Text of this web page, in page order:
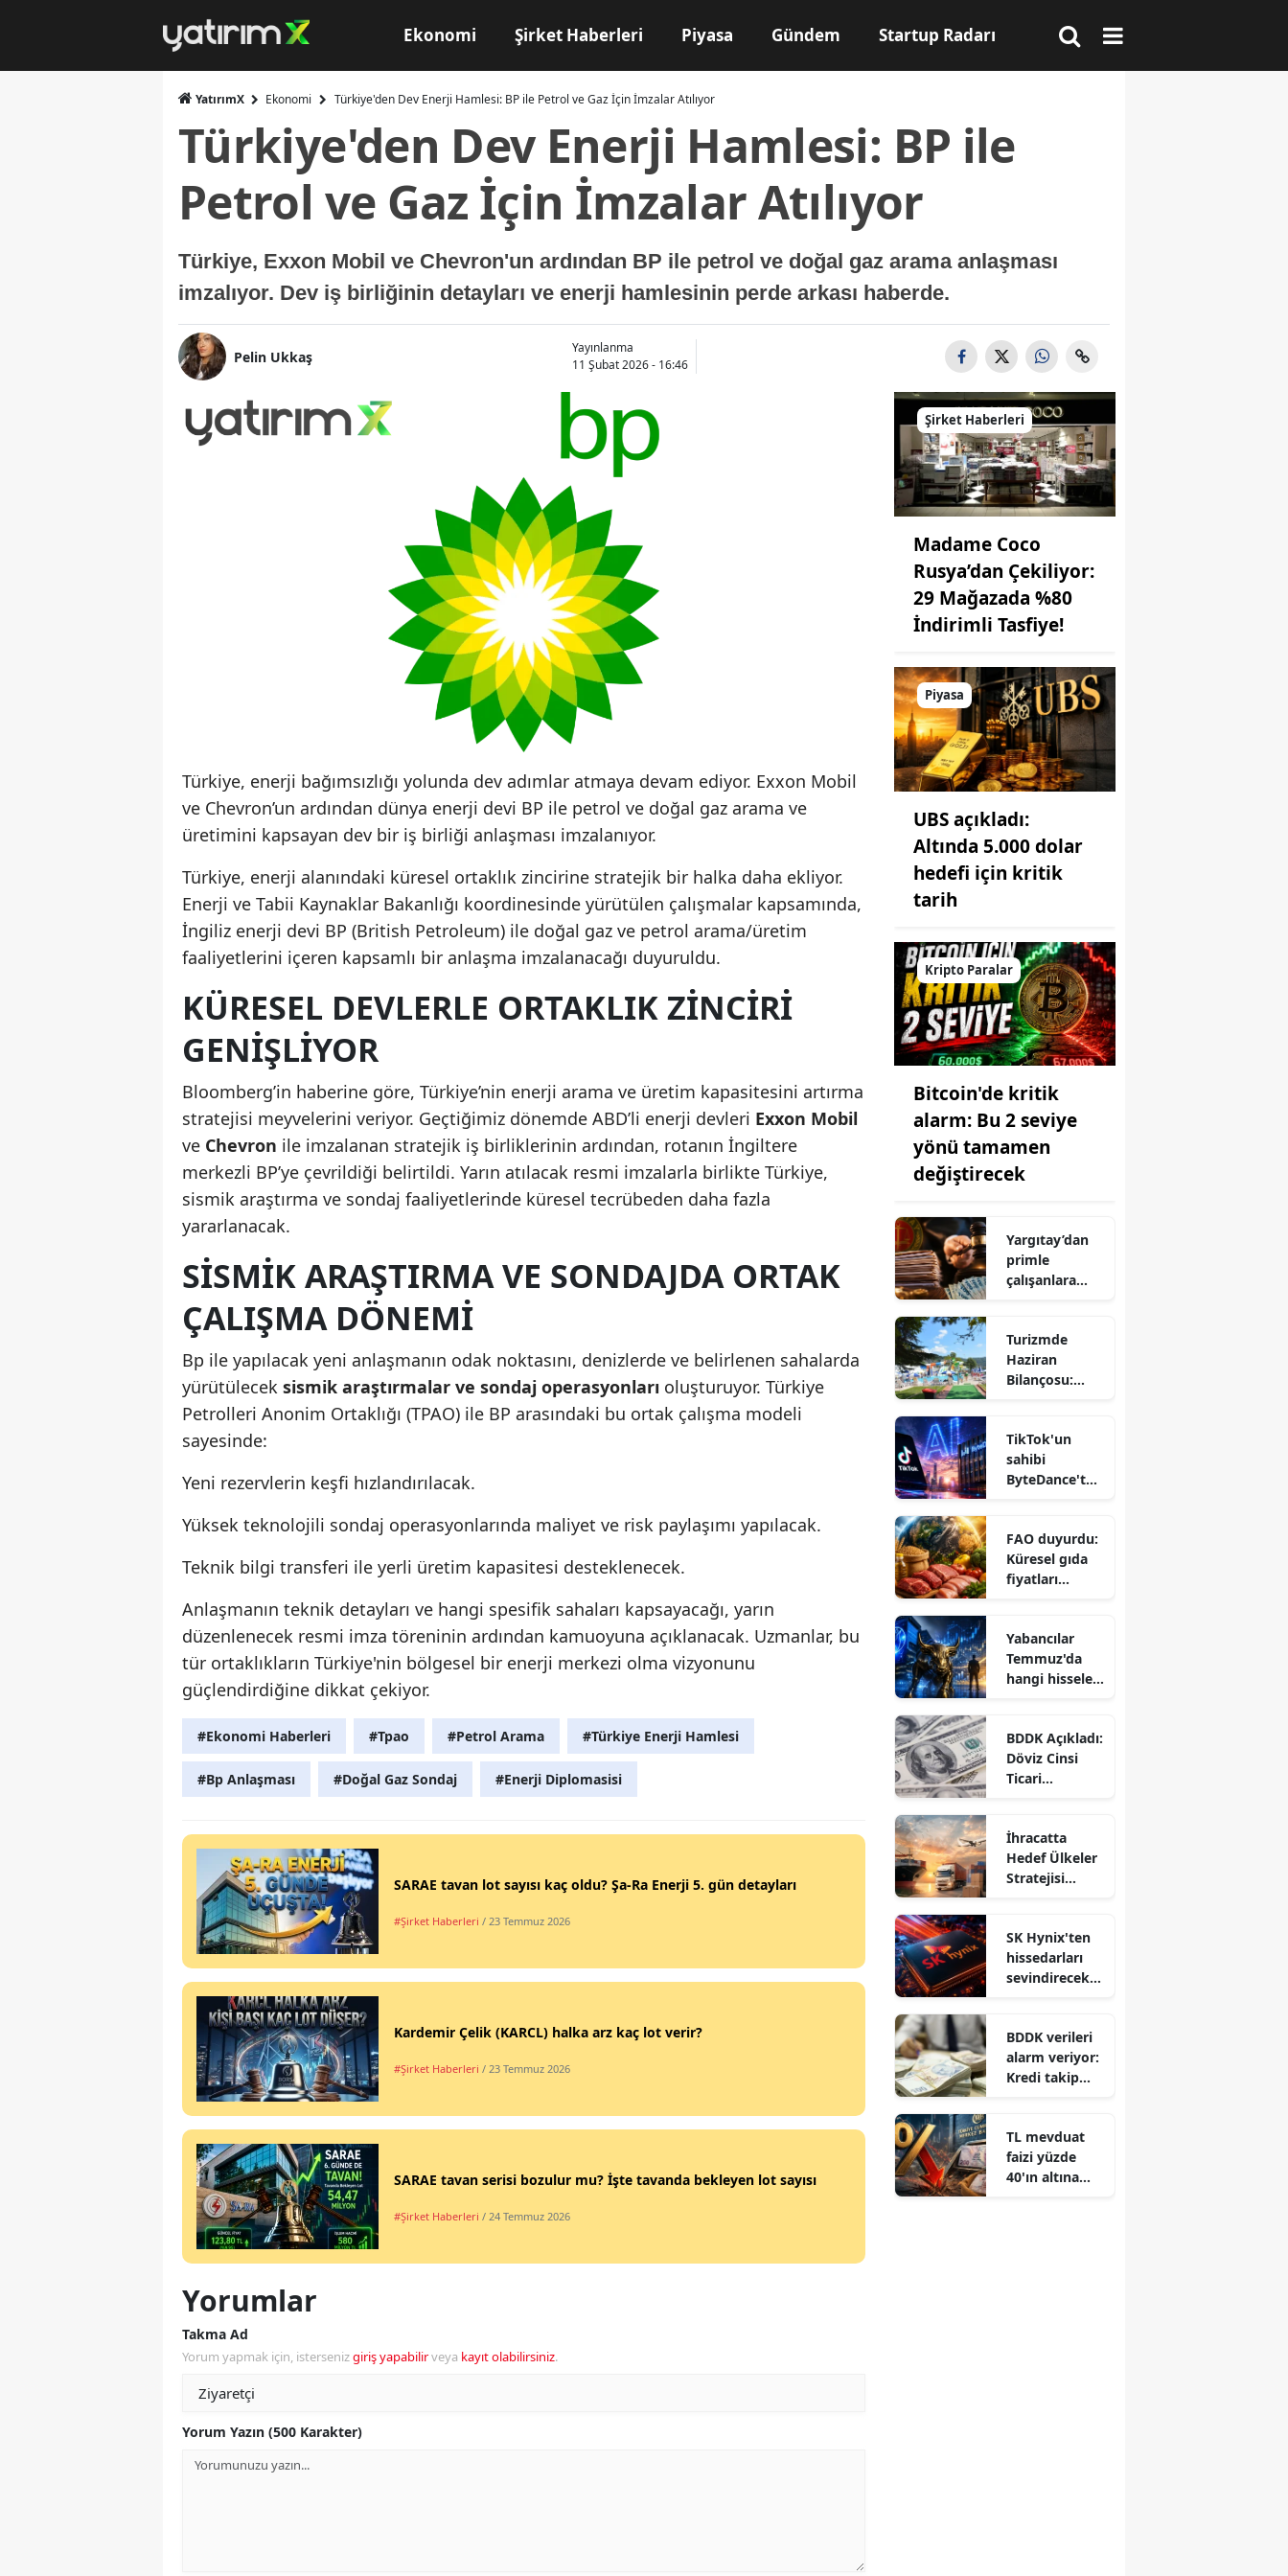
Ekonomi Şirket Haberleri Piyasa Gündem Startup Radarı
YatırımX Ekonomi Türkiye'den Dev Enerji Hamlesi: BP ile Petrol ve Gaz İçin İmzalar Atılıyor
Türkiye'den Dev Enerji Hamlesi: BP ile
Petrol ve Gaz İçin İmzalar Atılıyor
Türkiye, Exxon Mobil ve Chevron'un ardından BP ile petrol ve doğal gaz arama anlaşması
imzalıyor. Dev iş birliğinin detayları ve enerji hamlesinin perde arkası haberde.
Pelin Ukkaş
Yayınlanma
11 Şubat 2026 - 16:46
Türkiye, enerji bağımsızlığı yolunda dev adımlar atmaya devam ediyor. Exxon Mobil
ve Chevron’un ardından dünya enerji devi BP ile petrol ve doğal gaz arama ve
üretimini kapsayan dev bir iş birliği anlaşması imzalanıyor.
Türkiye, enerji alanındaki küresel ortaklık zincirine stratejik bir halka daha ekliyor.
Enerji ve Tabii Kaynaklar Bakanlığı koordinesinde yürütülen çalışmalar kapsamında,
İngiliz enerji devi BP (British Petroleum) ile doğal gaz ve petrol arama/üretim
faaliyetlerini içeren kapsamlı bir anlaşma imzalanacağı duyuruldu.
KÜRESEL DEVLERLE ORTAKLIK ZINCIRI
GENIŞLIYOR
Bloomberg’in haberine göre, Türkiye’nin enerji arama ve üretim kapasitesini artırma
stratejisi meyvelerini veriyor. Geçtiğimiz dönemde ABD’li enerji devleri Exxon Mobil
ve Chevron ile imzalanan stratejik iş birliklerinin ardından, rotanın İngiltere
merkezli BP’ye çevrildiği belirtildi. Yarın atılacak resmi imzalarla birlikte Türkiye,
sismik araştırma ve sondaj faaliyetlerinde küresel tecrübeden daha fazla
yararlanacak.
SISMIK ARAŞTIRMA VE SONDAJDA ORTAK
ÇALIŞMA DÖNEMI
Bp ile yapılacak yeni anlaşmanın odak noktasını, denizlerde ve belirlenen sahalarda
yürütülecek sismik araştırmalar ve sondaj operasyonları oluşturuyor. Türkiye
Petrolleri Anonim Ortaklığı (TPAO) ile BP arasındaki bu ortak çalışma modeli
sayesinde:
Yeni rezervlerin keşfi hızlandırılacak.
Yüksek teknolojili sondaj operasyonlarında maliyet ve risk paylaşımı yapılacak.
Teknik bilgi transferi ile yerli üretim kapasitesi desteklenecek.
Anlaşmanın teknik detayları ve hangi spesifik sahaları kapsayacağı, yarın
düzenlenecek resmi imza töreninin ardından kamuoyuna açıklanacak. Uzmanlar, bu
tür ortaklıkların Türkiye'nin bölgesel bir enerji merkezi olma vizyonunu
güçlendirdiğine dikkat çekiyor.
#Ekonomi Haberleri #Tpao #Petrol Arama #Türkiye Enerji Hamlesi
#Bp Anlaşması #Doğal Gaz Sondaj #Enerji Diplomasisi
SARAE tavan lot sayısı kaç oldu? Şa-Ra Enerji 5. gün detayları
#Şirket Haberleri / 23 Temmuz 2026
Kardemir Çelik (KARCL) halka arz kaç lot verir?
#Şirket Haberleri / 23 Temmuz 2026
SARAE tavan serisi bozulur mu? İşte tavanda bekleyen lot sayısı
#Şirket Haberleri / 24 Temmuz 2026
Yorumlar
Takma Ad
Yorum yapmak için, istersenizgiriş yapabilirveya kayıt olabilirsiniz.
Yorum Yazın (500 Karakter)
Şirket Haberleri
Madame Coco
Rusya’dan Çekiliyor:
29 Mağazada %80
İndirimli Tasfiye!
Piyasa
UBS açıkladı:
Altında 5.000 dolar
hedefi için kritik
tarih
Kripto Paralar
Bitcoin'de kritik
alarm: Bu 2 seviye
yönü tamamen
değiştirecek
Yargıtay’dan
primle
çalışanlara
yeni dönem
Turizmde
Haziran
Bilançosu:
Yılın Gerisinde
TikTok'un
sahibi
ByteDance'tan
modeli
FAO duyurdu:
Küresel gıda
fiyatları
yükseldi
Yabancılar
Temmuz'da
hangi hisseleri
sattı?
BDDK Açıkladı:
Döviz Cinsi
Ticari
Zamanların
Rekoru!
İhracatta
Hedef Ülkeler
Stratejisi
Dolar İhracat!
SK Hynix'ten
hissedarları
sevindirecek
BDDK verileri
alarm veriyor:
Kredi takip
TL mevduat
faizi yüzde
40'ın altına